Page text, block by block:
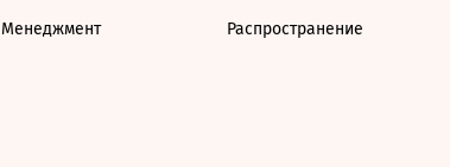
Менеджмент Распространение